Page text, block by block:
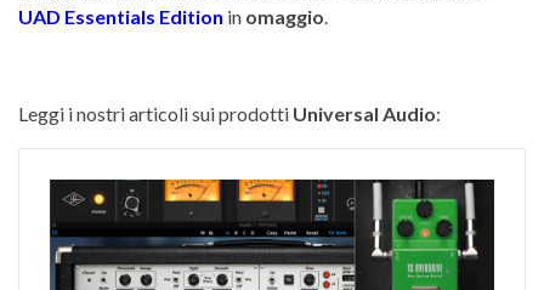
UAD Essentials Edition in omaggio
Leggi i nostri articoli sui prodotti Universal Audio: